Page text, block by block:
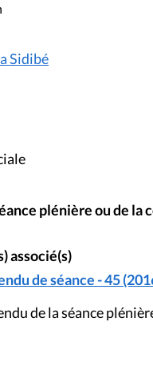
Sidibé
plénière ou de la
associé(s)
de séance - 45
de la séance